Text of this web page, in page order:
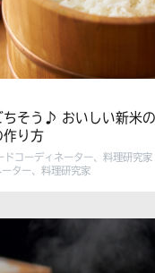
ちそう♪ おいしい新米
作り方
コーディネーター、料理研究家
ター、料理研究家